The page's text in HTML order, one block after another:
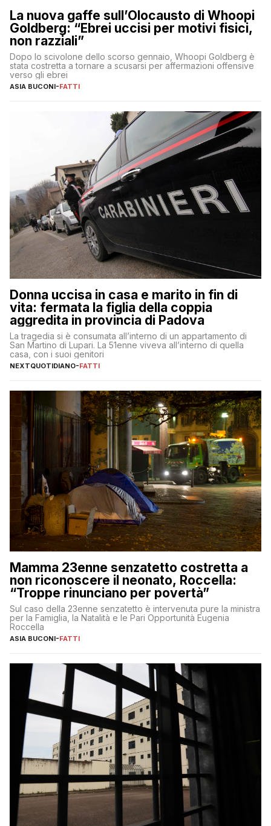
La nuova gaffe sull’Olocausto di Whoopi
Goldberg: “Ebrei uccisi per motivi fisici,
non razziali”
Dopo lo scivolone dello scorso gennaio, Whoopi Goldberg è
stata costretta a tornare a scusarsi per affermazioni offensive
verso gli ebrei
ASIA BUCONI-FATTI
Donna uccisa in casa e marito in fin di
vita: fermata la figlia della coppia
aggredita in provincia di Padova
La tragedia si è consumata all’interno di un appartamento di
San Martino di Lupari. La 51enne viveva all’interno di quella
casa, con i suoi genitori
NEXTQUOTIDIANO-FATTI
Mamma 23enne senzatetto costretta a
non riconoscere il neonato, Roccella:
“Troppe rinunciano per povertà”
Sul caso della 23enne senzatetto è intervenuta pure la ministra
per la Famiglia, la Natalità e le Pari Opportunità Eugenia
Roccella
ASIA BUCONI-FATTI